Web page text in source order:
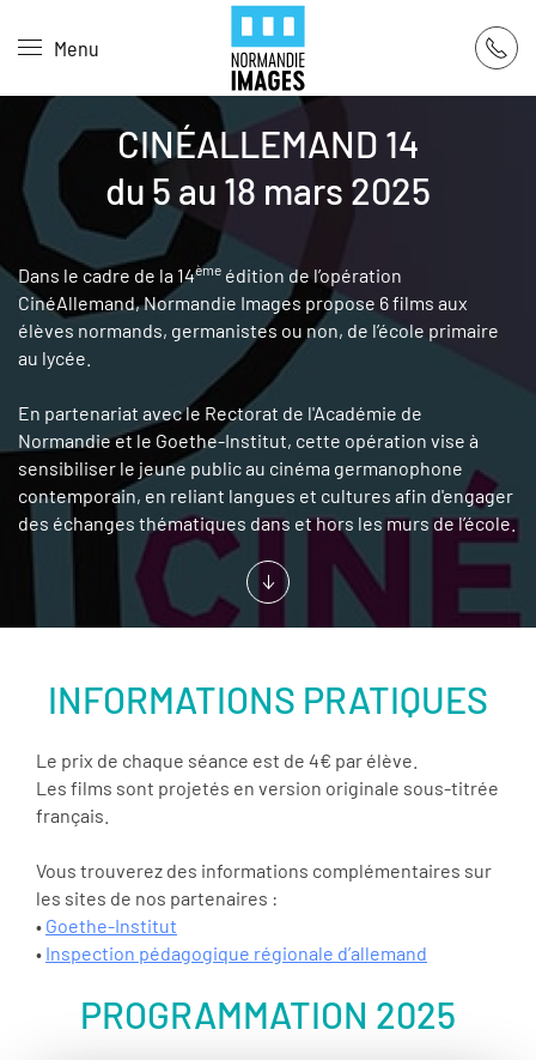
Skip to main content
Menu
CINÉALLEMAND 14
du 5 au 18 mars 2025
Dans le cadre de la 14ème édition de l’opération
CinéAllemand, Normandie Images propose 6 films aux
élèves normands, germanistes ou non, de l’école primaire
au lycée.
En partenariat avec le Rectorat de l'Académie de
Normandie et le Goethe-Institut, cette opération vise à
sensibiliser le jeune public au cinéma germanophone
contemporain, en reliant langues et cultures afin d'engager
des échanges thématiques dans et hors les murs de l’école.
INFORMATIONS PRATIQUES
Le prix de chaque séance est de 4€ par élève.
Les films sont projetés en version originale sous-titrée
français.
Vous trouverez des informations complémentaires sur
les sites de nos partenaires :
• Goethe-Institut
• Inspection pédagogique régionale d’allemand
PROGRAMMATION 2025
Panneau de gestion des cookies